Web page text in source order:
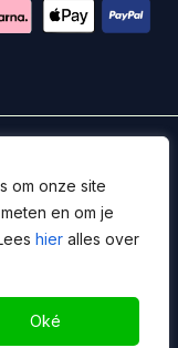
om onze site
en om je
hier alles over
Oké